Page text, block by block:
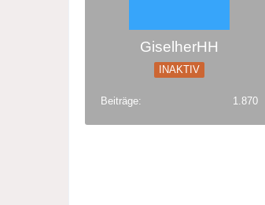
GiselherHH
INAKTIV
Beiträge 1.870